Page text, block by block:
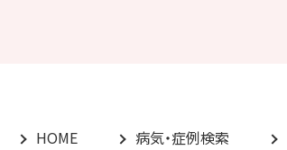
HOME 病気・症例検索